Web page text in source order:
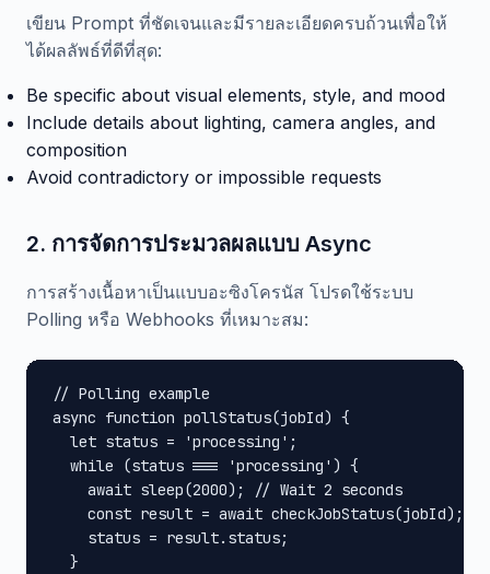
เขียน Prompt ที่ชัดเจนและมีรายละเอียดครบถ้วนเพื่อให้
ได้ผลลัพธ์ที่ดีที่สุด:
Be specific about visual elements, style, and mood
Include details about lighting, camera angles, and
composition
Avoid contradictory or impossible requests
2. การจัดการประมวลผลแบบ Async
การสร้างเนื้อหาเป็นแบบอะซิงโครนัส โปรดใช้ระบบ
Polling หรือ Webhooks ที่เหมาะสม:
// Polling example
async function pollStatus(jobId) {
  let status = 'processing';
  while (status === 'processing') {
    await sleep(2000); // Wait 2 seconds
    const result = await checkJobStatus(jobId);
    status = result.status;
  }